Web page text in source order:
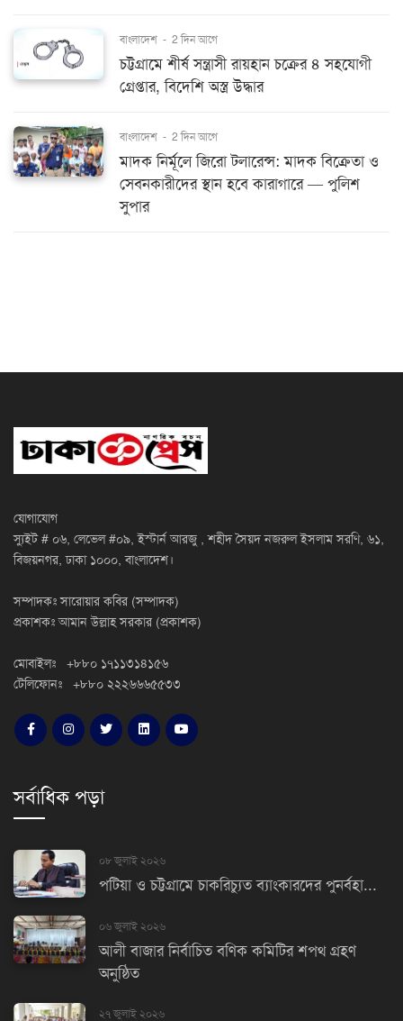
বাংলাদেশ - 2 দিন আগে
চট্টগ্রামে শীর্ষ সন্ত্রাসী রায়হান চক্রের ৪ সহযোগী
গ্রেপ্তার, বিদেশি অস্ত্র উদ্ধার
বাংলাদেশ - 2 দিন আগে
মাদক নির্মূলে জিরো টলারেন্স: মাদক বিক্রেতা ও
সেবনকারীদের স্থান হবে কারাগারে — পুলিশ
সুপার
যোগাযোগ
স্যুইট # ০৬, লেভেল #০৯, ইস্টার্ন আরজু , শহীদ সৈয়দ নজরুল ইসলাম সরণি, ৬১,
বিজয়নগর, ঢাকা ১০০০, বাংলাদেশ।
সম্পাদকঃ সারোয়ার কবির (সম্পাদক)
প্রকাশকঃ আমান উল্লাহ সরকার (প্রকাশক)
মোবাইলঃ +৮৮০ ১৭১১৩১৪১৫৬
টেলিফোনঃ +৮৮০ ২২২৬৬৬৫৫৩৩
সর্বাধিক পড়া
০৮ জুলাই ২০২৬
পটিয়া ও চট্টগ্রামে চাকরিচ্যুত ব্যাংকারদের পুনর্বহা...
০৬ জুলাই ২০২৬
আলী বাজার নির্বাচিত বণিক কমিটির শপথ গ্রহণ
অনুষ্ঠিত
২৭ জুলাই ২০২৬